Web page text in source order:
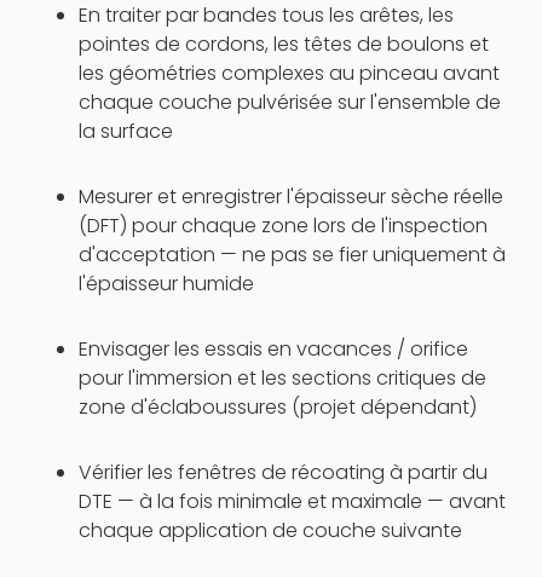
En traiter par bandes tous les arêtes, les
pointes de cordons, les têtes de boulons et
les géométries complexes au pinceau avant
chaque couche pulvérisée sur l'ensemble de
la surface
Mesurer et enregistrer l'épaisseur sèche réelle
(DFT) pour chaque zone lors de l'inspection
d'acceptation — ne pas se fier uniquement à
l'épaisseur humide
Envisager les essais en vacances / orifice
pour l'immersion et les sections critiques de
zone d'éclaboussures (projet dépendant)
Vérifier les fenêtres de récoating à partir du
DTE — à la fois minimale et maximale — avant
chaque application de couche suivante